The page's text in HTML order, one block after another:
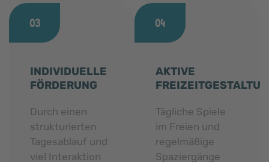
03
INDIVIDUELLE
FÖRDERUNG
Durch einen
strukturierten
Tagesablauf und
viel Interaktion
04
AKTIVE
Tägliche Spiele
im Freien und
regelmäßige
Spaziergänge